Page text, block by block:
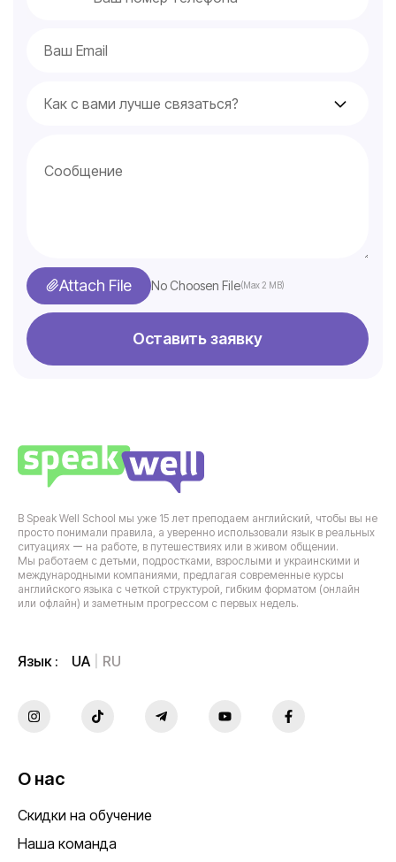
Attach File No Choosen File(Max 2 MB)
Оставить заявку
В Speak Well School мы уже 15 лет преподаем английский, чтобы вы не
просто понимали правила, а уверенно использовали язык в реальных
ситуациях ー на работе, в путешествиях или в живом общении.
Мы работаем с детьми, подростками, взрослыми и украинскими и
международными компаниями, предлагая современные курсы
английского языка с четкой структурой, гибким форматом (онлайн
или офлайн) и заметным прогрессом с первых недель.
Язык : UA RU
О нас
Скидки на обучение
Наша команда